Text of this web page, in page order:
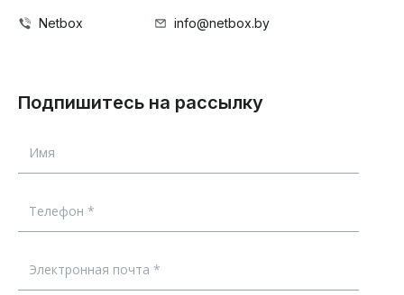
info@netbox.by
Netbox
Подпишитесь на рассылку